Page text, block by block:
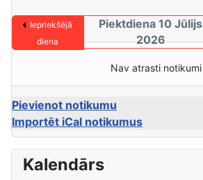
Iepriekšējā
diena
Piektdiena 10 Jūlijs
2026
Nav atrasti notikumi
Pievienot notikumu
Importēt iCal notikumus
Kalendārs